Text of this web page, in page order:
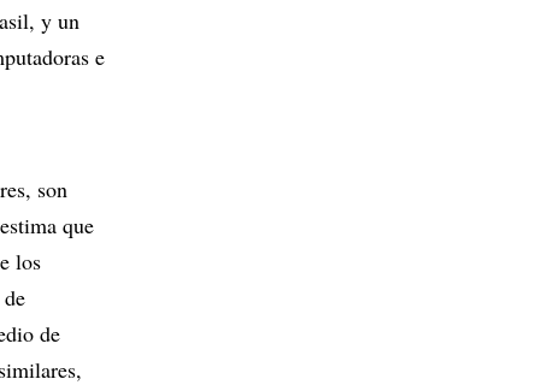
y un
e
son
que
los
de